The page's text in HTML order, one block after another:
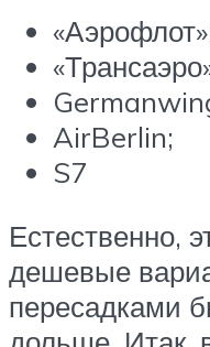
AirBerlin;
S7
Естественно,
дешевые
пересадками